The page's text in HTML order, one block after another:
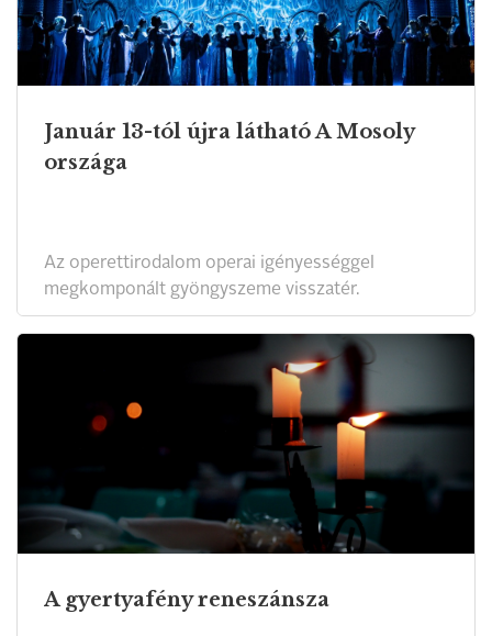
Január 13-tól újra látható A Mosoly
országa
Az operettirodalom operai igényességgel
megkomponált gyöngyszeme visszatér.
A gyertyafény reneszánsza